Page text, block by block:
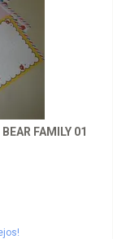
FAMILY 01